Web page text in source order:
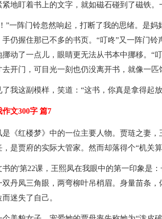
紧地盯着书上的文字，就如磁石碰到了磁铁
”一阵门铃忽然响起，打断了我的思绪。是
手仍握住那已不多的书页。“叮咚”又一阵门
挪动了一点儿，眼睛更无法从书本中挪移。“
开门，可目光一刻也仍没离开书，就像一匹
了我这副模样，笑道：“这书，你真是拿得起放
作文300字 篇7
是《红楼梦》中的一位主要人物。贾琏之妻
，是贾府的实际大管家。然而却落得个“机关
书的'第22课，王熙凤在我眼中的第一印象是
双丹凤三角眼，两弯柳叶吊梢眉。身量苗条
迷失了自己。